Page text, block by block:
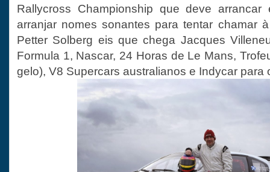
Rallycross Championship que deve
arranjar nomes sonantes para tentar chamar
Petter Solberg eis que chega Jacques
Formula 1, Nascar, 24 Horas de Le Mans,
gelo), V8 Supercars australianos e Indycar para